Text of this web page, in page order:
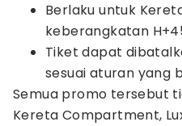
Berlaku untuk
keberangkatan
Tiket dapat
sesuai aturan yang
Semua promo tersebut
Kereta Compartment,